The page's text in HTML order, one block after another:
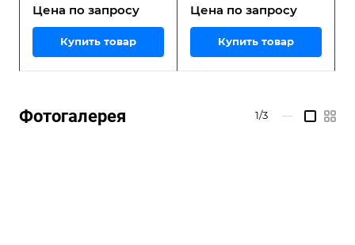
Цена по запросу
Купить товар
Цена по запросу
Купить товар
Фотогалерея 1/3 —